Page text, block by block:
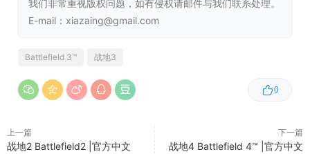
声卡:
DirectX Compatible
操作系统 *:
处理器:Quad-core CPU
内存:4 GB RAM
560 or ATI Radeon 6950)
我们非常重视版权问题，如有侵权请邮件与我们联系处理。
E-mail：xiazaing@gmail.com
0
Battlefield 3™ 战地3
上一篇
战地2 Battlefield2 |官方中文
下一篇
战地4 Battlefield 4™ |官方中文